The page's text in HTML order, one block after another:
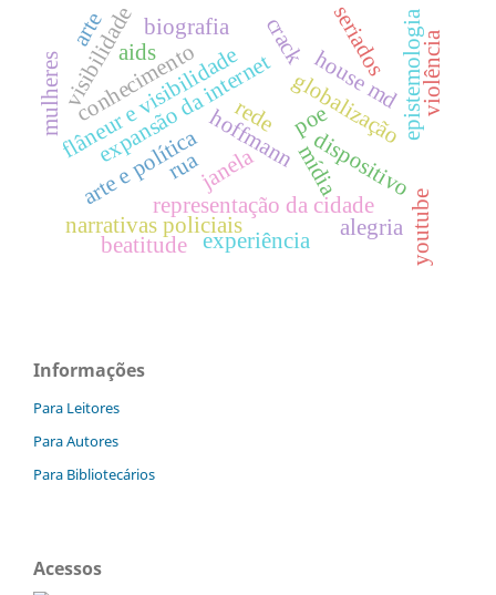
representação da cidade
janela
rua hoffmannpoe
flâneur e visibilidade
expansão da internet globalização
arte e política
rede
dispositivo
conhecimento epistemologia
house md
seriados
narrativas policiais youtube
visibilidade
mulheres aids
mídia
crack violência
biografia
arte
alegria
beatitude experiência
Informações
Para Leitores
Para Autores
Para Bibliotecários
Acessos